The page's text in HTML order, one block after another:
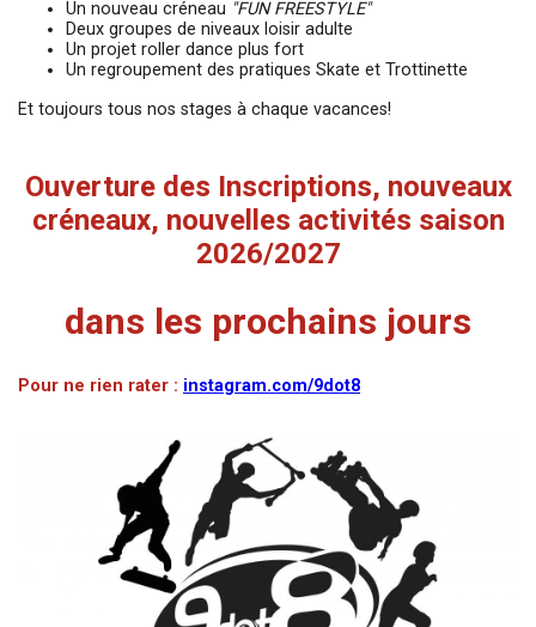
Un nouveau créneau "FUN FREESTYLE"
Deux groupes de niveaux loisir adulte
Un projet roller dance plus fort
Un regroupement des pratiques Skate et Trottinette
Et toujours tous nos stages à chaque vacances!
Ouverture des Inscriptions, nouveaux
créneaux, nouvelles activités saison
2026/2027
dans les prochains jours
Pour ne rien rater : instagram.com/9dot8